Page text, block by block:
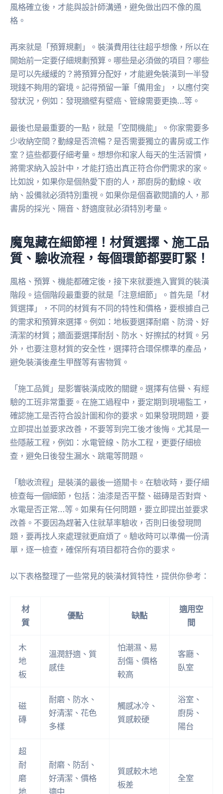
風格確立後，才能與設計師溝通，避免做出四不像的風
格。
再來就是「預算規劃」。裝潢費用往往超乎想像，所以在
開始前一定要仔細規劃預算。哪些是必須做的項目？哪些
是可以先緩緩的？將預算分配好，才能避免裝潢到一半發
現錢不夠用的窘境。記得預留一筆「備用金」，以應付突
發狀況，例如：發現牆壁有壁癌、管線需要更換…等。
最後也是最重要的一點，就是「空間機能」。你家需要多
少收納空間？動線是否流暢？是否需要獨立的書房或工作
室？這些都要仔細考量。想想你和家人每天的生活習慣，
將需求納入設計中，才能打造出真正符合你們需求的家。
比如說，如果你是個熱愛下廚的人，那廚房的動線、收
納、設備就必須特別重視。如果你是個喜歡閱讀的人，那
書房的採光、隔音、舒適度就必須特別考量。
魔鬼藏在細節裡！材質選擇、施工品
質、驗收流程，每個環節都要盯緊！
風格、預算、機能都確定後，接下來就要進入實質的裝潢
階段。這個階段最重要的就是「注意細節」。首先是「材
質選擇」，不同的材質有不同的特性和價格，要根據自己
的需求和預算來選擇。例如：地板要選擇耐磨、防滑、好
清潔的材質；牆面要選擇耐刮、防水、好擦拭的材質。另
外，也要注意材質的安全性，選擇符合環保標準的產品，
避免裝潢後產生甲醛等有害物質。
「施工品質」是影響裝潢成敗的關鍵。選擇有信譽、有經
驗的工班非常重要。在施工過程中，要定期到現場監工，
確認施工是否符合設計圖和你的要求。如果發現問題，要
立即提出並要求改善，不要等到完工後才後悔。尤其是一
些隱蔽工程，例如：水電管線、防水工程，更要仔細檢
查，避免日後發生漏水、跳電等問題。
「驗收流程」是裝潢的最後一道關卡。在驗收時，要仔細
檢查每一個細節，包括：油漆是否平整、磁磚是否對齊、
水電是否正常…等。如果有任何問題，要立即提出並要求
改善。不要因為趕著入住就草率驗收，否則日後發現問
題，要再找人來處理就更麻煩了。驗收時可以準備一份清
單，逐一檢查，確保所有項目都符合你的要求。
以下表格整理了一些常見的裝潢材質特性，提供你參考：
材
質
優點 缺點
適用空
間
木
地
板
溫潤舒適、質
感佳
怕潮濕、易
刮傷、價格
較高
客廳、
臥室
磁
磚
耐磨、防水、
好清潔、花色
多樣
觸感冰冷、
質感較硬
浴室、
廚房、
陽台
超
耐
磨
地
耐磨、防刮、
好清潔、價格
適中
質感較木地
板差
全室